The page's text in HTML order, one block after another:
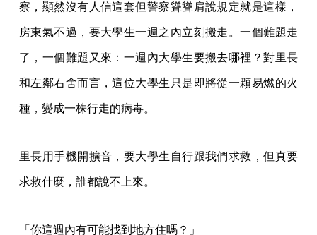
察，顯然沒有人信這套但警察聳聳肩說規定就是這樣，
房東氣不過，要大學生一週之內立刻搬走。一個難題走
了，一個難題又來：一週內大學生要搬去哪裡？對里長
和左鄰右舍而言，這位大學生只是即將從一顆易燃的火
種，變成一株行走的病毒。
里長用手機開擴音，要大學生自行跟我們求救，但真要
求救什麼，誰都說不上來。
「你這週內有可能找到地方住嗎？」